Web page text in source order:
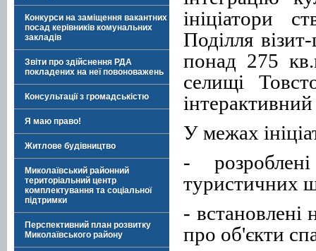
Конкурси на заміщення вакантних
посад керівників комунальних
закладів
Звіти про здійснення РДА
покладених на неї повоноважень
Консультації з громадськістю
Я маю право!
Житлове будівництво
Миколаївський районний
територіальний центр
комплектування та соціальної
підтримки
Перспективний план розвитку
Миколаївського району
ініціатори
Поділля
понад 275
селищі
У межах
-
туристичних
- встановлені
про об'єкти